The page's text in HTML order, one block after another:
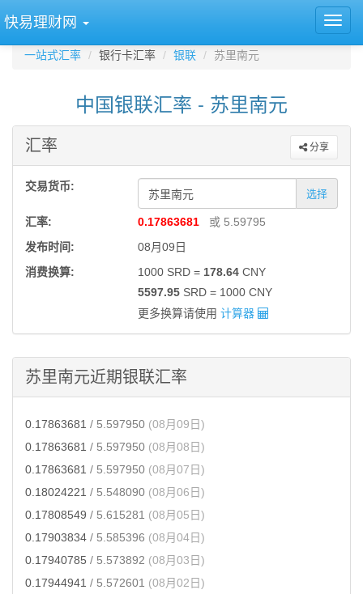
快易理财网
一站式汇率 银行卡汇率 银联 苏里南元
中国银联汇率 - 苏里南元
分享
汇率
交易货币:
选择
汇率: 0.17863681
或 5.59795
发布时间:
08月09日
消费换算:
1000 SRD = 178.64CNY
5597.95SRD = 1000 CNY
更多换算请使用 计算器
苏里南元近期银联汇率
0.17863681 / 5.597950 (08月09日)
0.17863681 / 5.597950 (08月08日)
0.17863681 / 5.597950 (08月07日)
0.18024221 / 5.548090 (08月06日)
0.17808549 / 5.615281 (08月05日)
0.17903834 / 5.585396 (08月04日)
0.17940785 / 5.573892 (08月03日)
0.17944941 / 5.572601 (08月02日)